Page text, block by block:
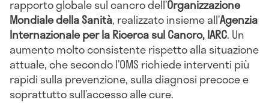
rapporto globale sul cancro dell’Organizzazione
Mondiale della Sanità, realizzato insieme all’Agenzia
Internazionale per la Ricerca sul Cancro, IARC. Un
aumento molto consistente rispetto alla situazione
attuale, che secondo l’OMS richiede interventi più
rapidi sulla prevenzione, sulla diagnosi precoce e
soprattutto sull’accesso alle cure.